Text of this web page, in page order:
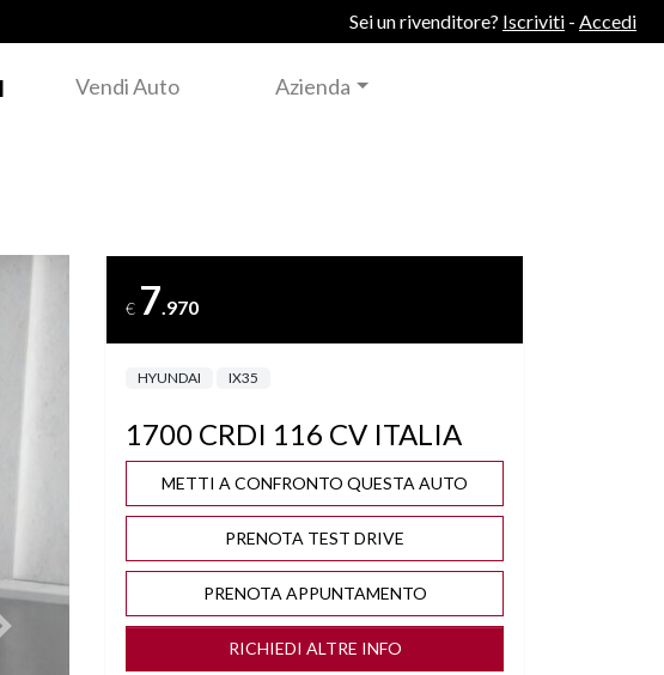
Sei un rivenditore? Iscriviti - Accedi
Vendi Auto Azienda
Successivo
€ 7.970
HYUNDAI IX35
1700 CRDI 116 CV ITALIA
METTI A CONFRONTO QUESTA AUTO
PRENOTA TEST DRIVE
PRENOTA APPUNTAMENTO
RICHIEDI ALTRE INFO